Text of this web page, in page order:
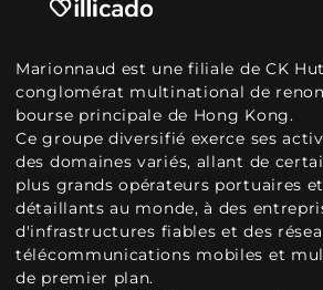
Marionnaud est une filiale de CK
conglomérat multinational de
bourse principale de Hong Kong.
Ce groupe diversifié exerce ses
des domaines variés, allant de
plus grands opérateurs portuaires et
détaillants au monde, à des
d'infrastructures fiables et des
télécommunications mobiles et
de premier plan.